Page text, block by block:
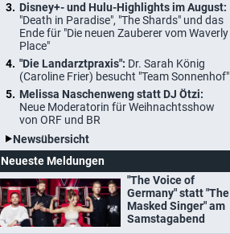
Disney+- und Hulu-Highlights im August:
"Death in Paradise", "The Shards" und das
Ende für "Die neuen Zauberer vom Waverly
Place"
"Die Landarztpraxis": Dr. Sarah König
(Caroline Frier) besucht "Team Sonnenhof"
Melissa Naschenweng statt DJ Ötzi:
Neue Moderatorin für Weihnachtsshow
von ORF und BR
Newsübersicht
Neueste Meldungen
"The Voice of
Germany" statt "The
Masked Singer" am
Samstagabend